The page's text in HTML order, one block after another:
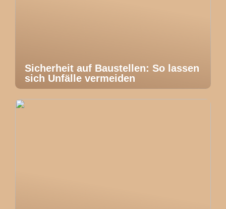
Sicherheit auf Baustellen: So lassen
sich Unfälle vermeiden